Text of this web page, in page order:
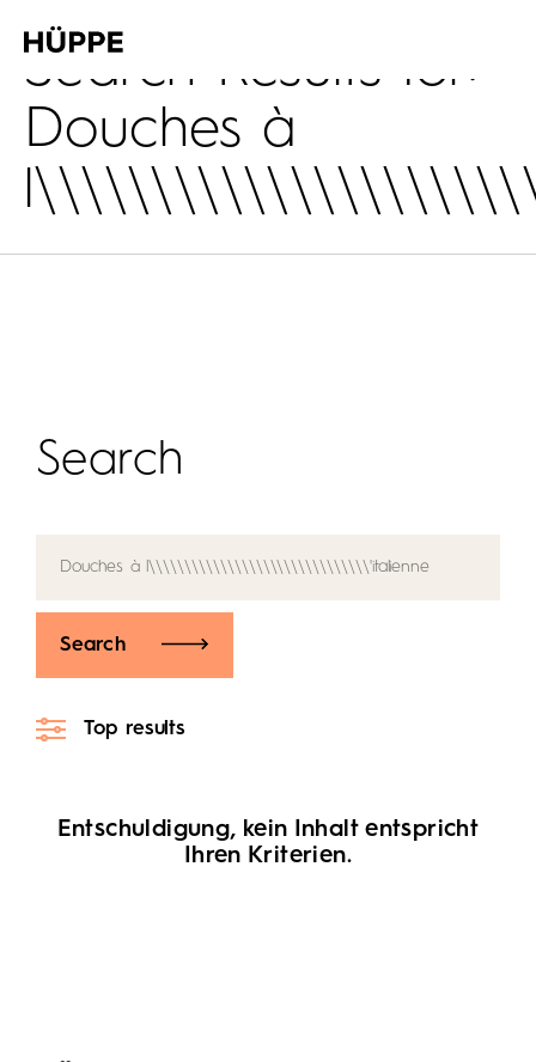
Search Results for:
Douches à
Search
Search
Top results
Entschuldigung, kein Inhalt entspricht
Ihren Kriterien.